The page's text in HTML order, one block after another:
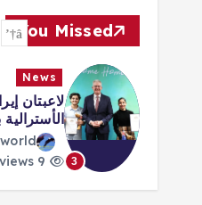
You Missed
3
News
لاعبتان